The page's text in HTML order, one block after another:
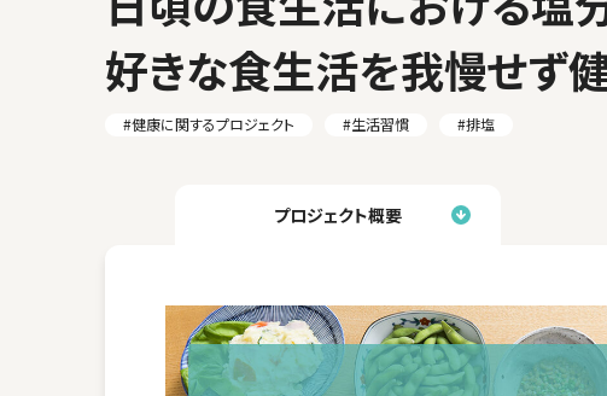
好きな食生活を我慢せず
#健康に関するプロジェクト #生活習慣 #排塩
プロジェクト概要